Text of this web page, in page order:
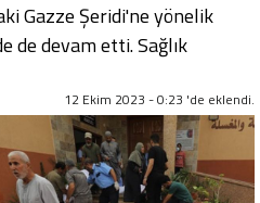
Gazze Şeridi'ne yönelik
de devam etti. Sağlık
12 Ekim 2023 - 0:23 'de eklendi.